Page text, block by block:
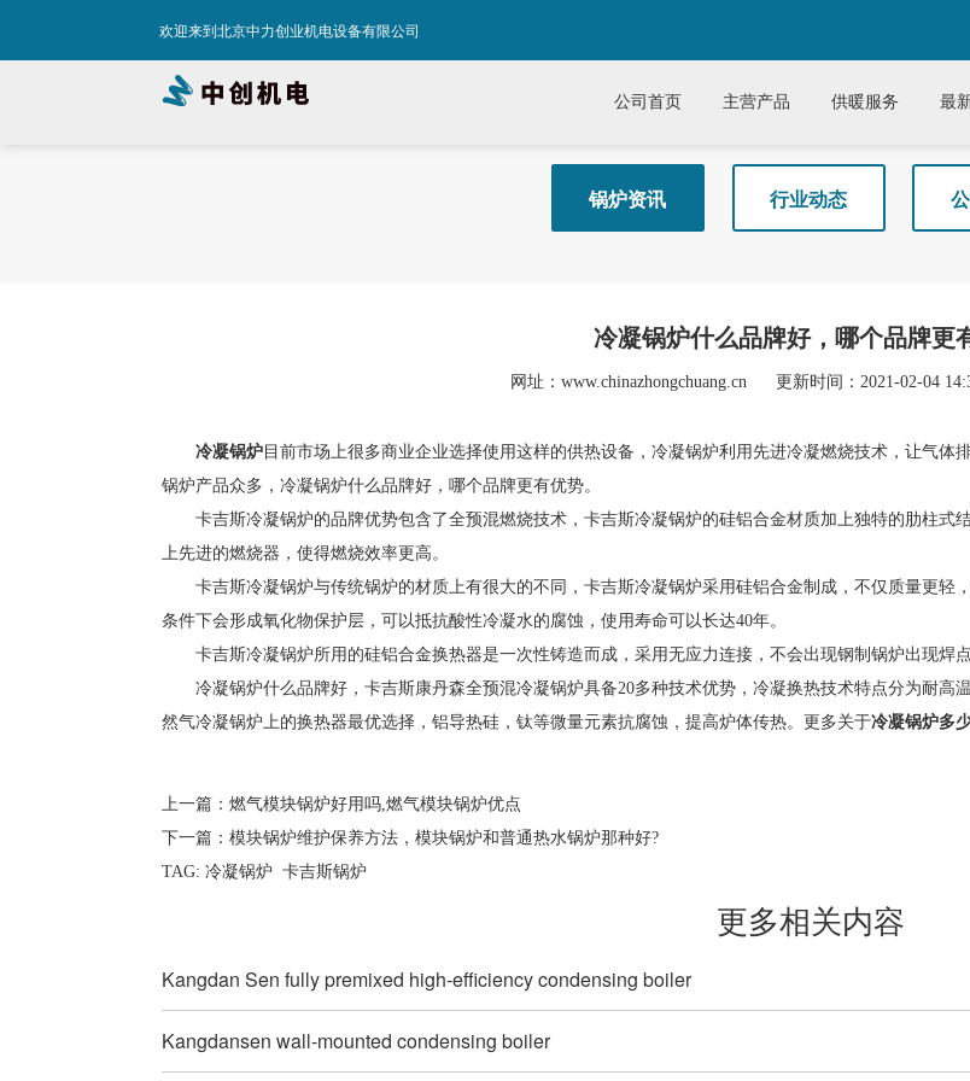
欢迎来到北京中力创业机电设备有限公司
公司首页 主营产品 供暖服务 最
锅炉资讯 行业动态
冷凝锅炉什么品牌好，哪个品牌更
网址：www.chinazhongchuang.cn 更新时间：2021-02-04
冷凝锅炉 目前市场上很多商业企业选择使用这样的供热设备，冷凝锅炉利用先进冷凝燃烧技术，让气
锅炉产品众多，冷凝锅炉什么品牌好，哪个品牌更有优势。
卡吉斯冷凝锅炉的品牌优势包含了全预混燃烧技术，卡吉斯冷凝锅炉的硅铝合金材质加上独特的肋柱式
上先进的燃烧器，使得燃烧效率更高。
卡吉斯冷凝锅炉与传统锅炉的材质上有很大的不同，卡吉斯冷凝锅炉采用硅铝合金制成，不仅质量更轻
条件下会形成氧化物保护层，可以抵抗酸性冷凝水的腐蚀，使用寿命可以长达40年。
卡吉斯冷凝锅炉所用的硅铝合金换热器是一次性铸造而成，采用无应力连接，不会出现钢制锅炉出现焊点
冷凝锅炉什么品牌好，卡吉斯康丹森全预混冷凝锅炉具备20多种技术优势，冷凝换热技术特点分为耐
然气冷凝锅炉上的换热器最优选择，铝导热硅，钛等微量元素抗腐蚀，提高炉体传热。更多关于冷凝锅炉多
上一篇：燃气模块锅炉好用吗,燃气模块锅炉优点
下一篇：模块锅炉维护保养方法，模块锅炉和普通热水锅炉那种好?
TAG:冷凝锅炉 卡吉斯锅炉
更多相关内容
Kangdan Sen fully premixed high-efficiency condensing boiler
Kangdansen wall-mounted condensing boiler